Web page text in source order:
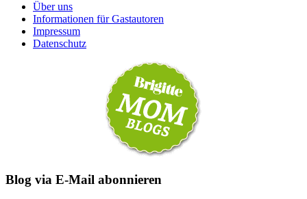
Über uns
Informationen für Gastautoren
Impressum
Datenschutz
Blog via E-Mail abonnieren